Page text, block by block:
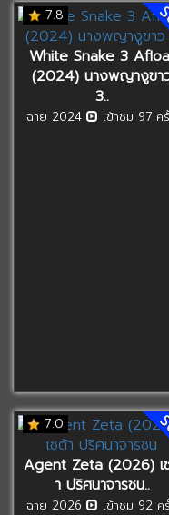
7.8
White Snake 3
(2024) นางพญางูขา
3..
ฉาย 2024 เข้าชม 97 ค
7.0
Agent Zeta (2026) เ
า ปริศนาจารชน..
ฉาย 2026 เข้าชม 92 ค